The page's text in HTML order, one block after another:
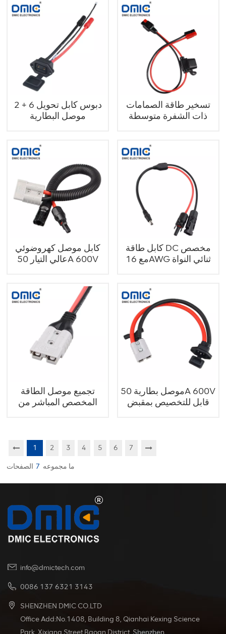
2 + 6 دبوس كابل تحويل
موصل البطارية
تسخير طاقة الصمامات
ذات الشفرة متوسطة
كابل موصل كهروضوئي
عالي التيار 50A 600V
كابل طاقة DC مخصص
مع 16AWG ثنائي النواة
تجميع موصل الطاقة
المخصص المباشر من
موصل بطارية 50A 600V
قابل للتخصيص بمقبض
1 2 3 4 5 6 7
ما مجموعه 7 الصفحات
info@dmictech.com
0086 137 6321 3143
SHENZHEN DMIC CO.LTD
Office Add:No.1408, Building 8, Qianhai Kexing Science
Park, Xixiang Street Baoan District, Shenzhen